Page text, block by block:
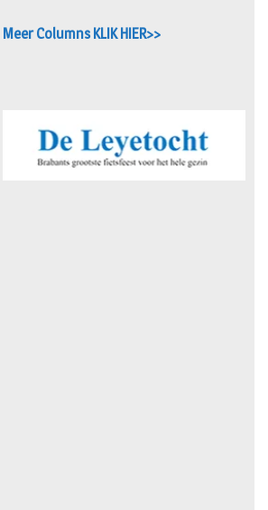
Meer Columns KLIK HIER>>